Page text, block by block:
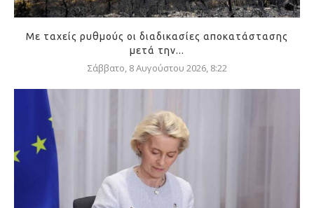
Με ταχείς ρυθμούς οι διαδικασίες αποκατάστασης
μετά την...
Σάββατο, 8 Αυγούστου 2026, 8:22